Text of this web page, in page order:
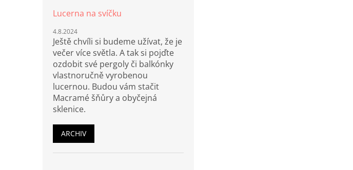
Lucerna na svíčku
4.8.2024
Ještě chvíli si budeme užívat, že je
večer více světla. A tak si pojďte
ozdobit své pergoly či balkónky
vlastnoručně vyrobenou
lucernou. Budou vám stačit
Macramé šňůry a obyčejná
sklenice.
ARCHIV